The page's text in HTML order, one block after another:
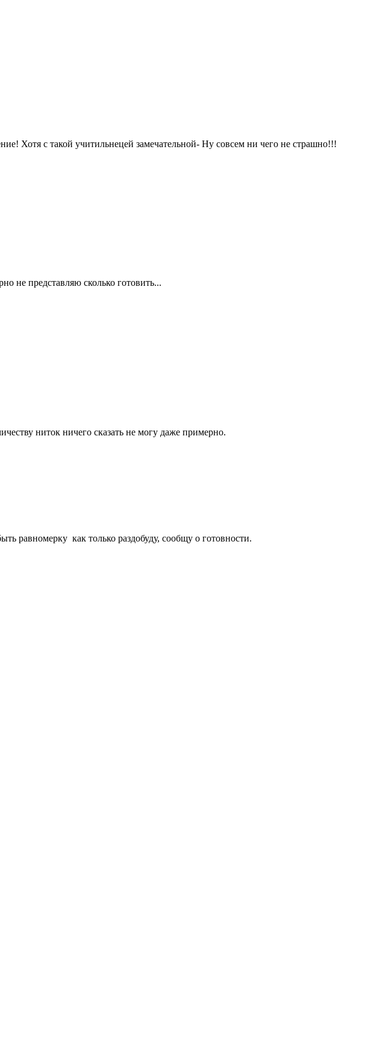
Хотя с такой учитильнецей замечательной- Ну совсем ни чего не страшно!!!
не представляю сколько готовить...
ниток ничего сказать не могу даже примерно.
равномерку как только раздобуду, сообщу о готовности.